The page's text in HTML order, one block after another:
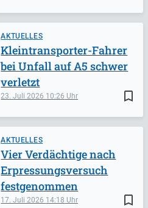
AKTUELLES
bookmark_border
23. Juli 2026 10:26
Kleintransporter-Fahrer
bei Unfall auf A5 schwer
verletzt
AKTUELLES
bookmark_border
17. Juli 2026 14:18
Vier Verdächtige nach
Erpressungsversuch
festgenommen